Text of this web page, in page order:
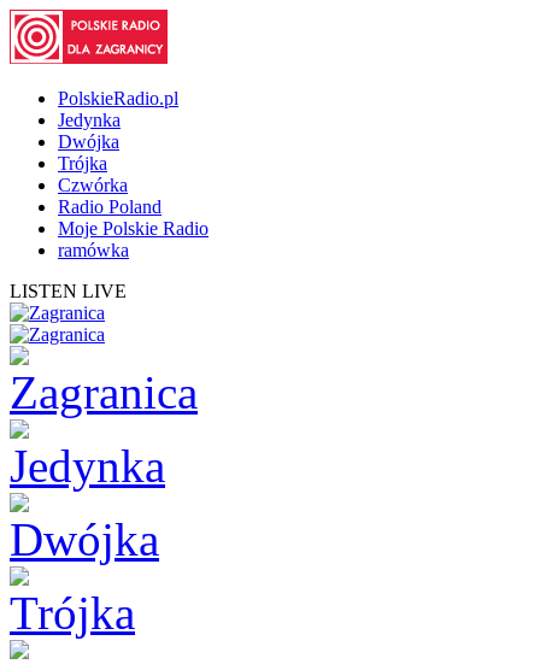
PolskieRadio.pl
Jedynka
Dwójka
Trójka
Czwórka
Radio Poland
Moje Polskie Radio
ramówka
LISTEN LIVE